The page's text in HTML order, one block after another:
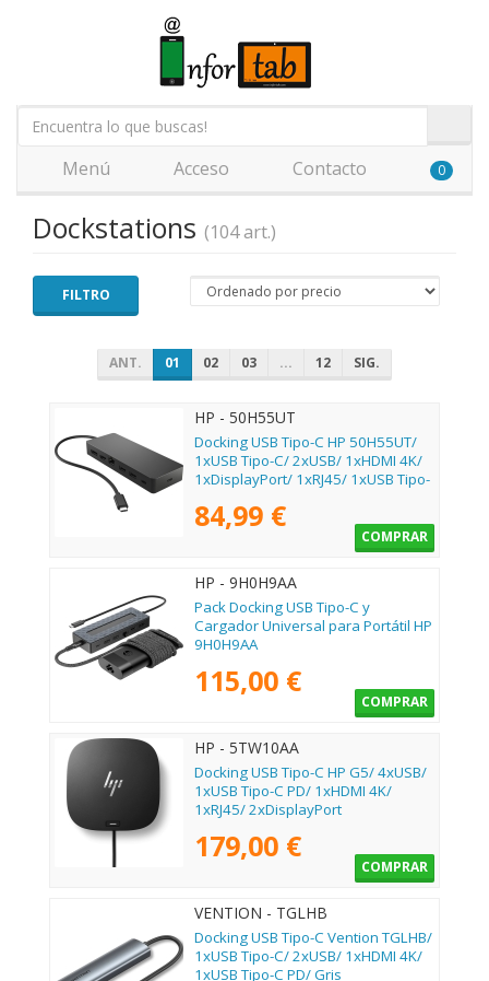
Menú Acceso Contacto 0
Dockstations (104 art.)
FILTRO
ANT. 01 02 03 ... 12 SIG.
HP - 50H55UT
Docking USB Tipo-C HP 50H55UT/
1xUSB Tipo-C/ 2xUSB/ 1xHDMI 4K/
1xDisplayPort/ 1xRJ45/ 1xUSB Tipo-
84,99 €
COMPRAR
HP - 9H0H9AA
Pack Docking USB Tipo-C y
Cargador Universal para Portátil HP
9H0H9AA
115,00 €
COMPRAR
HP - 5TW10AA
Docking USB Tipo-C HP G5/ 4xUSB/
1xUSB Tipo-C PD/ 1xHDMI 4K/
1xRJ45/ 2xDisplayPort
179,00 €
COMPRAR
VENTION - TGLHB
Docking USB Tipo-C Vention TGLHB/
1xUSB Tipo-C/ 2xUSB/ 1xHDMI 4K/
1xUSB Tipo-C PD/ Gris